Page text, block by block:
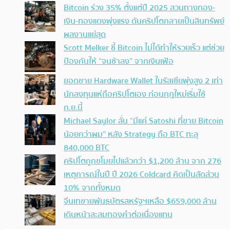
Bitcoin ร่วง 35% ตั้งแต่ปี 2025 สวนทางทอง-
เงิน-ทองแดงพุ่งแรง ดันคริปโตกลายเป็นสินทรัพย์
ผลงานแย่สุด
Scott Melker ชี้ Bitcoin ไม่ได้ทำให้รวยเร็ว แต่ช่วย
ป้องกันให้ “จนช้าลง” จากเงินเฟ้อ
ยอดขาย Hardware Wallet ในรัสเซียพุ่งสูง 2 เท่า
นักลงทุนแห่ถือคริปโตเอง ก่อนกฎใหม่เริ่มใช้
ก.ย.นี้
Michael Saylor ลั่น “มีแค่ Satoshi ที่ขาย Bitcoin
น้อยกว่าผม” หลัง Strategy ถือ BTC ทะลุ
840,000 BTC
คริปโตถูกขโมยไปแล้วกว่า $1,200 ล้าน จาก 276
เหตุการณ์ในปี ปี 2026 Coldcard คิดเป็นสัดส่วน
10% จากทั้งหมด
จีนเทขายพันธบัตรสหรัฐฯเหลือ $659,000 ล้าน
เดินหน้าสะสมทองคำต่อเนื่องแทน